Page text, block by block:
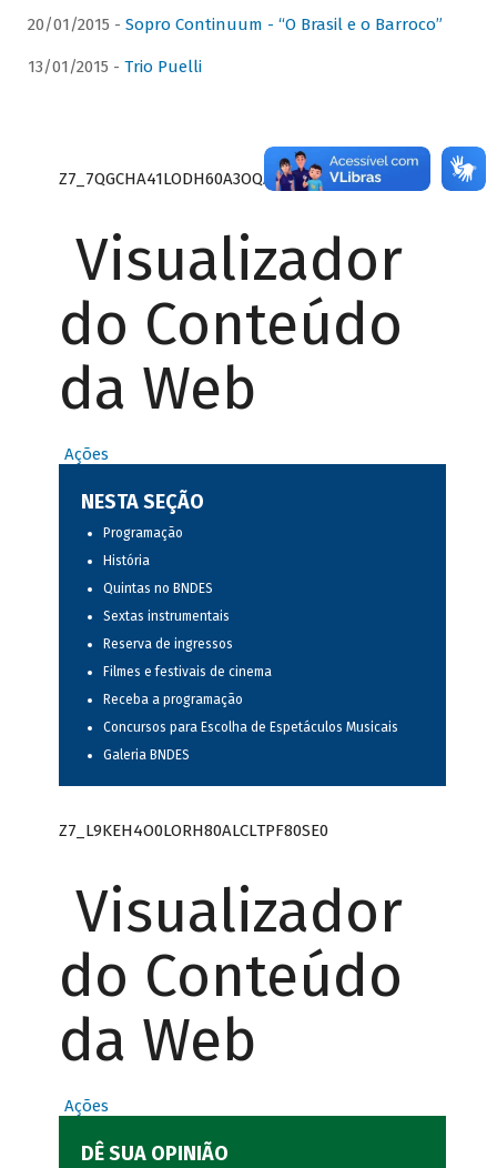
20/01/2015 - Sopro Continuum - “O Brasil e o Barroco”
13/01/2015 - Trio Puelli
Z7_7QGCHA41LODH60A3OQA8RN1415
Visualizador
do Conteúdo
da Web
Ações
NESTA SEÇÃO
Programação
História
Quintas no BNDES
Sextas instrumentais
Reserva de ingressos
Filmes e festivais de cinema
Receba a programação
Concursos para Escolha de Espetáculos Musicais
Galeria BNDES
Z7_L9KEH4O0LORH80ALCLTPF80SE0
Visualizador
do Conteúdo
da Web
Ações
DÊ SUA OPINIÃO